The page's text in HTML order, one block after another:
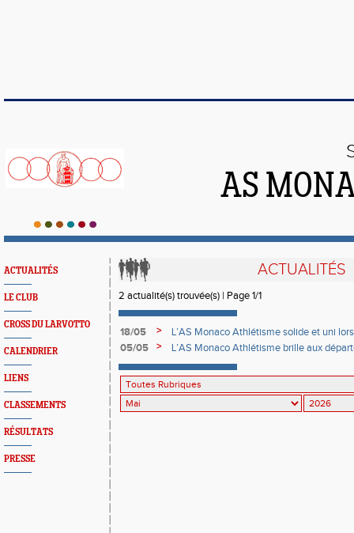
AS
ACTUALITÉS
LE CLUB
CROSS DU LARVOTTO
CALENDRIER
LIENS
CLASSEMENTS
RÉSULTATS
PRESSE
ACTUALITÉS
2 actualité(s) trouvée(s) | Page 1/1
18/05 >
L’AS Monaco Athlétisme solide et uni
05/05
>
L’AS Monaco Athlétisme brille aux